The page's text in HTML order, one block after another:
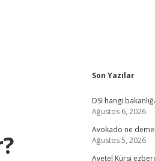
Son Yazılar
DSİ hangi
Ağustos 6, 2026
Avokado ne
Ağustos 5, 2026
Ayetel Kürsi